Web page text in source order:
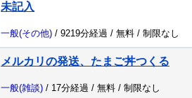
未記入
一般(その他) / 9219分経過 / 無料 / 制限なし
メルカリの発送、たまご丼つくる
一般(雑談) / 17分経過 / 無料 / 制限なし